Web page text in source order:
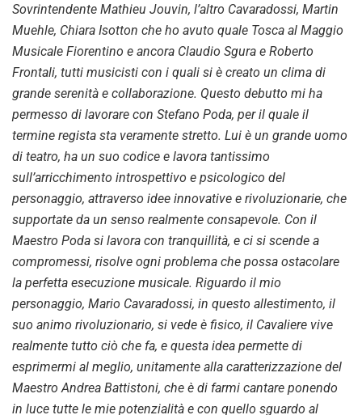
Sovrintendente Mathieu Jouvin, l’altro Cavaradossi, Martin
Muehle, Chiara Isotton che ho avuto quale Tosca al Maggio
Musicale Fiorentino e ancora Claudio Sgura e Roberto
Frontali, tutti musicisti con i quali si è creato un clima di
grande serenità e collaborazione. Questo debutto mi ha
permesso di lavorare con Stefano Poda, per il quale il
termine regista sta veramente stretto. Lui è un grande uomo
di teatro, ha un suo codice e lavora tantissimo
sull’arricchimento introspettivo e psicologico del
personaggio, attraverso idee innovative e rivoluzionarie, che
supportate da un senso realmente consapevole. Con il
Maestro Poda si lavora con tranquillità, e ci si scende a
compromessi, risolve ogni problema che possa ostacolare
la perfetta esecuzione musicale. Riguardo il mio
personaggio, Mario Cavaradossi, in questo allestimento, il
suo animo rivoluzionario, si vede è fisico, il Cavaliere vive
realmente tutto ciò che fa, e questa idea permette di
esprimermi al meglio, unitamente alla caratterizzazione del
Maestro Andrea Battistoni, che è di farmi cantare ponendo
in luce tutte le mie potenzialità e con quello sguardo al